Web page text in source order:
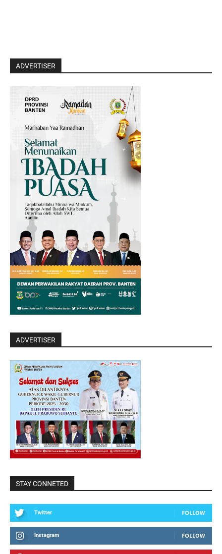
ADVERTISER
ADVERTISER
STAY CONNETED
Twitter FOLLOW
Instagram FOLLOW